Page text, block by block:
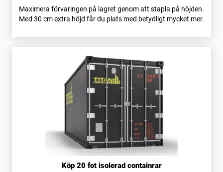
Maximera förvaringen på lagret genom att stapla på höjden.
Med 30 cm extra höjd får du plats med betydligt mycket mer.
Köp 20 fot isolerad containrar